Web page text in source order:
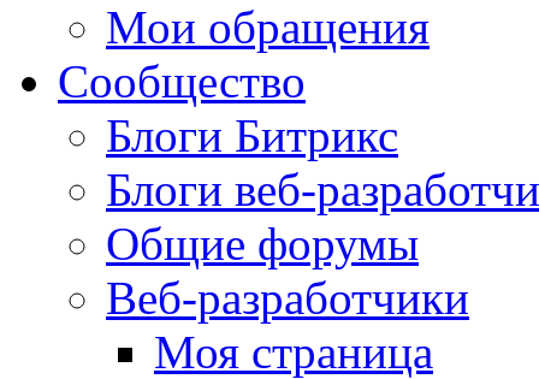
Мои обращения
Сообщество
Блоги Битрикс
Блоги веб-
Общие форумы
Веб-разработчики
Моя страница